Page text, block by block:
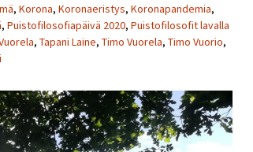
, Korona, Koronaeristys, Koronapandemia,
, Puistofilosofiapäivä 2020, Puistofilosofit lavalla
, Tapani Laine, Timo Vuorela, Timo Vuorio,